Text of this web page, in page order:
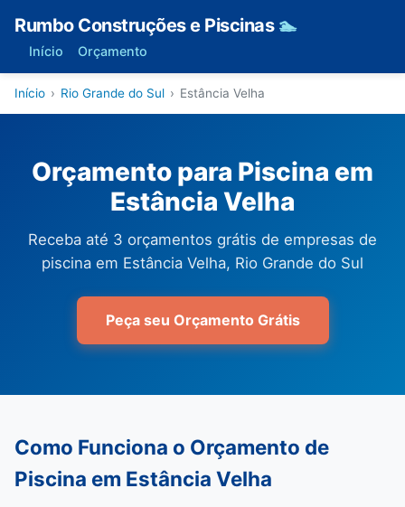
Rumbo Construções e Piscinas 🏊
Início Orçamento
Início › Rio Grande do Sul › Estância Velha
Orçamento para Piscina em
Estância Velha
Receba até 3 orçamentos grátis de empresas de
piscina em Estância Velha, Rio Grande do Sul
Peça seu Orçamento Grátis
Como Funciona o Orçamento de
Piscina em Estância Velha